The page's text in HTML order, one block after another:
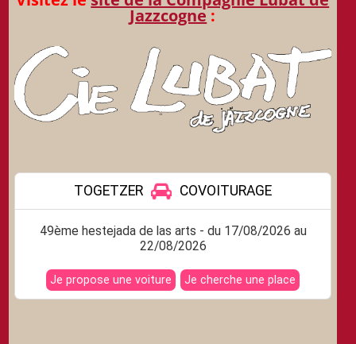
Jazzcogne: